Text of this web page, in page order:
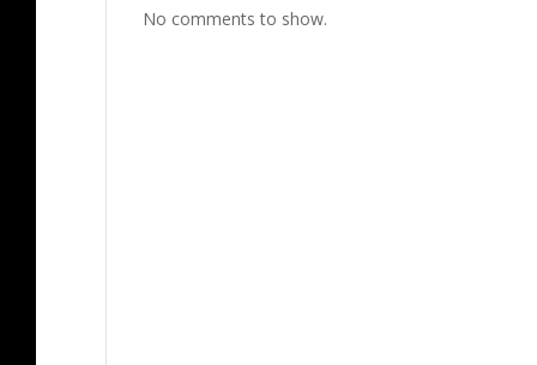
No comments to show.